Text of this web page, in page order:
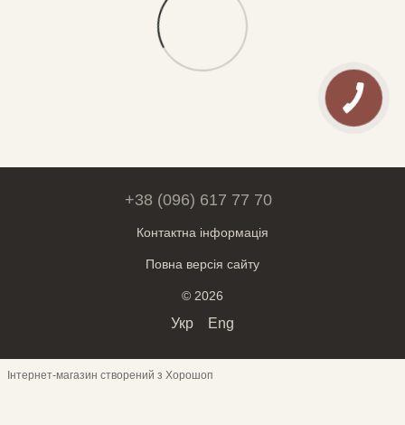
+38 (096) 617 77 70
Контактна інформація
Повна версія сайту
© 2026
Укр Eng
Інтернет-магазин створений з Хорошоп